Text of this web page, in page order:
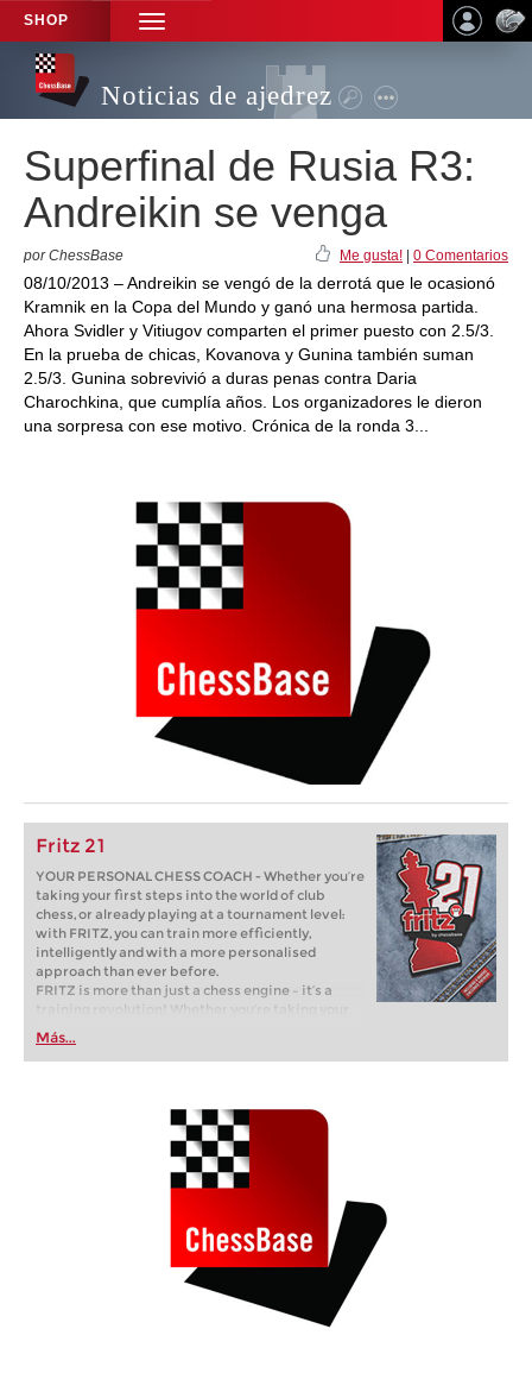
SHOP
TOGGLE
NAVIGATION
Noticias de ajedrez
Superfinal de Rusia R3:
Andreikin se venga
por ChessBase Me gusta! 0 Comentarios
08/10/2013 – Andreikin se vengó de la derrotá que le ocasionó
Kramnik en la Copa del Mundo y ganó una hermosa partida.
Ahora Svidler y Vitiugov comparten el primer puesto con 2.5/3.
En la prueba de chicas, Kovanova y Gunina también suman
2.5/3. Gunina sobrevivió a duras penas contra Daria
Charochkina, que cumplía años. Los organizadores le dieron
una sorpresa con ese motivo. Crónica de la ronda 3...
Fritz 21
YOUR PERSONAL CHESS COACH - Whether you’re
taking your first steps into the world of club
chess, or already playing at a tournament level:
with FRITZ, you can train more efficiently,
intelligently and with a more personalised
approach than ever before.
FRITZ is more than just a chess engine – it’s a
training revolution! Whether you’re taking your
first steps into the world of club chess, or already
playing at a tournament level: with FRITZ, you can
train more efficiently, intelligently and with a
Más...